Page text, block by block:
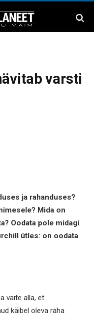
varsti
ja rahanduses?
Mida on
Oodata pole midagi
ütles: on oodata
väite alla, et
käibel oleva raha